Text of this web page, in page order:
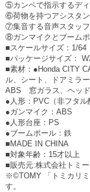
⑤カンペで指示するデ
⑥荷物を持つアシスタ
⑦集音する音声スタッフ
⑧ガンマイクとブーム
■スケールサイズ：1/64
■パッケージサイズ：
■素材：●Honda CITY
ル、シート、ドアミラ
ABS 窓ガラス、ヘッ
●人形：PVC（非フタル
●ガンマイク：ABS
●人形台座：PS
●ブームポール：鉄
■MADE IN CHINA
■対象年齢：15才以上
■販売元:株式会社トミ
※©TOMY 「トミカリ
す。